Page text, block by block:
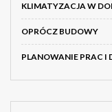
KLIMATYZACJA W
OPRÓCZ BUDOWY
PLANOWANIE PRAC I